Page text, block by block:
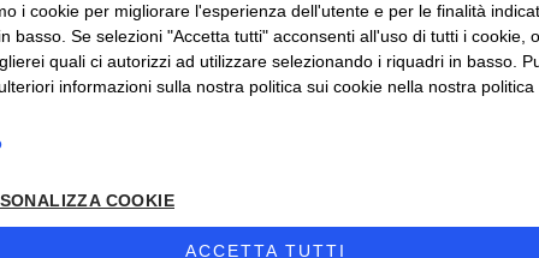
Strumenti musicali e accessori
Tappeti e tessuti
Veicoli d'epoca
i cookie per migliorare l'esperienza dell'utente e per le finalità
basso. Se selezioni "Accetta tutti" acconsenti all'uso di tutti i cookie,
quali ci autorizzi ad utilizzare selezionando i riquadri in basso.
informazioni sulla nostra politica sui cookie nella nostra politica
COOKIE
ACCETTA TUTTI